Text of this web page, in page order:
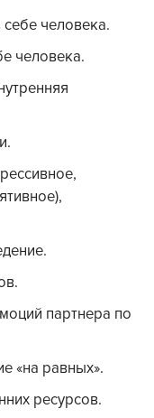
человека.
человека.
партнера по
«на равных».
ресурсов.